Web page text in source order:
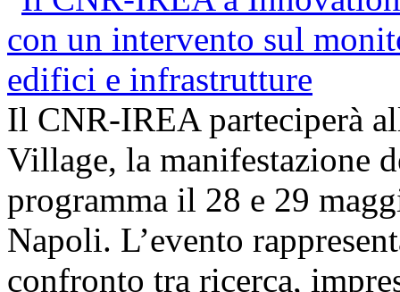
Il CNR-IREA parteciperà
Village, la manifestazione
programma il 28 e 29
Napoli. L’evento
confronto tra ricerca,